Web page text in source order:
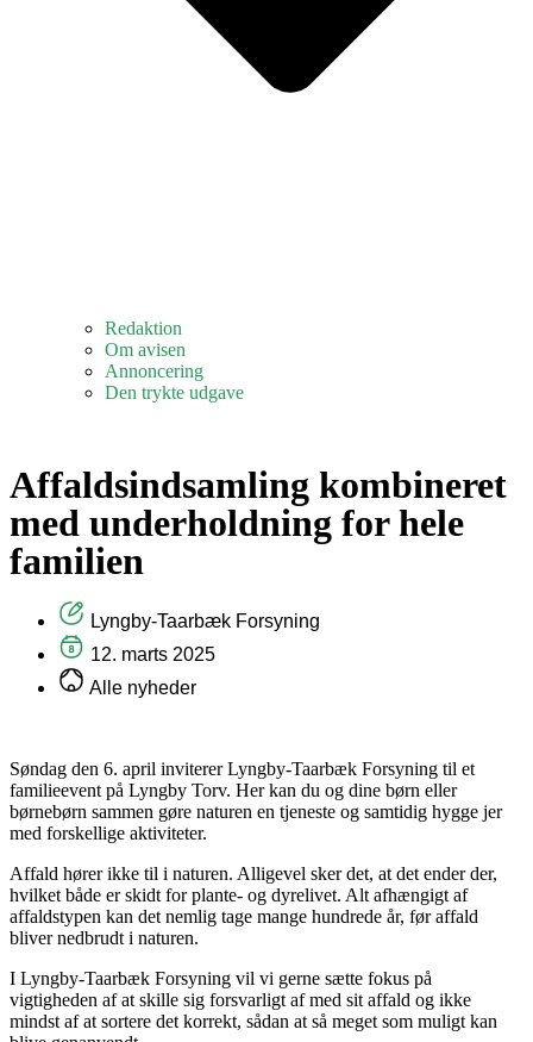
Redaktion
Om avisen
Annoncering
Den trykte udgave
Affaldsindsamling kombineret
med underholdning for hele
familien
Lyngby-Taarbæk Forsyning
12. marts 2025
Alle nyheder
Søndag den 6. april inviterer Lyngby-Taarbæk Forsyning til et
familieevent på Lyngby Torv. Her kan du og dine børn eller
børnebørn sammen gøre naturen en tjeneste og samtidig hygge jer
med forskellige aktiviteter.
Affald hører ikke til i naturen. Alligevel sker det, at det ender der,
hvilket både er skidt for plante- og dyrelivet. Alt afhængigt af
affaldstypen kan det nemlig tage mange hundrede år, før affald
bliver nedbrudt i naturen.
I Lyngby-Taarbæk Forsyning vil vi gerne sætte fokus på
vigtigheden af at skille sig forsvarligt af med sit affald og ikke
mindst af at sortere det korrekt, sådan at så meget som muligt kan